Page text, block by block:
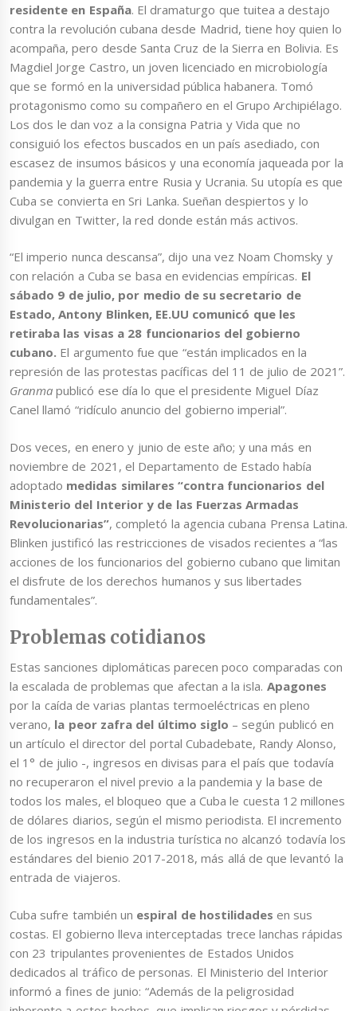
residente en España. El dramaturgo que tuitea a destajo
contra la revolución cubana desde Madrid, tiene hoy quien lo
acompaña, pero desde Santa Cruz de la Sierra en Bolivia. Es
Magdiel Jorge Castro, un joven licenciado en microbiología
que se formó en la universidad pública habanera. Tomó
protagonismo como su compañero en el Grupo Archipiélago.
Los dos le dan voz a la consigna Patria y Vida que no
consiguió los efectos buscados en un país asediado, con
escasez de insumos básicos y una economía jaqueada por la
pandemia y la guerra entre Rusia y Ucrania. Su utopía es que
Cuba se convierta en Sri Lanka. Sueñan despiertos y lo
divulgan en Twitter, la red donde están más activos.
“El imperio nunca descansa”, dijo una vez Noam Chomsky y
con relación a Cuba se basa en evidencias empíricas. El
sábado 9 de julio, por medio de su secretario de
Estado, Antony Blinken, EE.UU comunicó que les
retiraba las visas a 28 funcionarios del gobierno
cubano. El argumento fue que “están implicados en la
represión de las protestas pacíficas del 11 de julio de 2021”.
Granmapublicó ese día lo que el presidente Miguel Díaz
Canel llamó “ridículo anuncio del gobierno imperial”.
Dos veces, en enero y junio de este año; y una más en
noviembre de 2021, el Departamento de Estado había
adoptado medidas similares “contra funcionarios del
Ministerio del Interior y de las Fuerzas Armadas
Revolucionarias”, completó la agencia cubana Prensa Latina.
Blinken justificó las restricciones de visados recientes a “las
acciones de los funcionarios del gobierno cubano que limitan
el disfrute de los derechos humanos y sus libertades
fundamentales”.
Problemas cotidianos
Estas sanciones diplomáticas parecen poco comparadas con
la escalada de problemas que afectan a la isla. Apagones
por la caída de varias plantas termoeléctricas en pleno
verano, la peor zafra del último siglo – según publicó en
un artículo el director del portal Cubadebate, Randy Alonso,
el 1° de julio -, ingresos en divisas para el país que todavía
no recuperaron el nivel previo a la pandemia y la base de
todos los males, el bloqueo que a Cuba le cuesta 12 millones
de dólares diarios, según el mismo periodista. El incremento
de los ingresos en la industria turística no alcanzó todavía los
estándares del bienio 2017-2018, más allá de que levantó la
entrada de viajeros.
Cuba sufre también un espiral de hostilidades en sus
costas. El gobierno lleva interceptadas trece lanchas rápidas
con 23 tripulantes provenientes de Estados Unidos
dedicados al tráfico de personas. El Ministerio del Interior
informó a fines de junio: “Además de la peligrosidad